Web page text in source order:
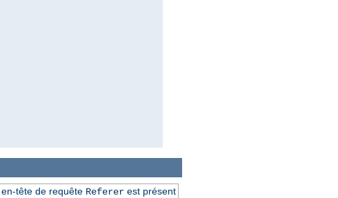
tête de requête Refererest présent